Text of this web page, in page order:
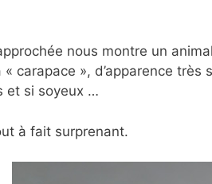
nous montre un
« carapace », d’apparence
et si soyeux …
à fait surprenant.